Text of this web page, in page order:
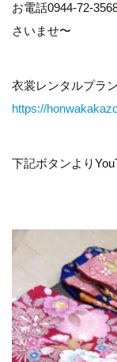
お電話0944-72-
さいませ〜
衣裳レンタルプラ
https://
下記ボタンより